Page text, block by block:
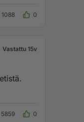
1088 0
Vastattu 15v
5859 0